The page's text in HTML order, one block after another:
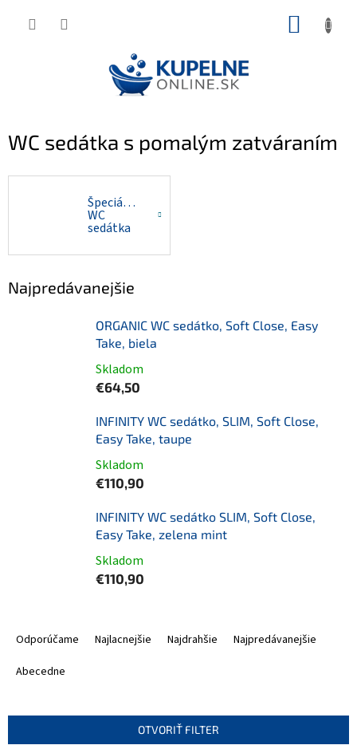
WC sedátka s pomalým zatváraním
Špeciálne
WC
sedátka
určité
Najpredávanejšie
ORGANIC WC sedátko, Soft Close, Easy
Take, biela
Skladom
€64,50
INFINITY WC sedátko, SLIM, Soft Close,
Easy Take, taupe
Skladom
€110,90
INFINITY WC sedátko SLIM, Soft Close,
Easy Take, zelena mint
Skladom
€110,90
p
Odporúčame Najlacnejšie Najdrahšie
Najpredávanejšie
Abecedne
OTVORIŤ FILTER